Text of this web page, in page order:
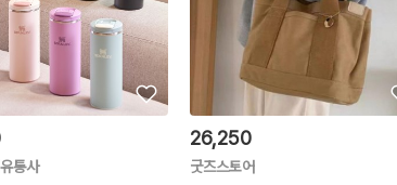
통사
26,250
굿즈스토어